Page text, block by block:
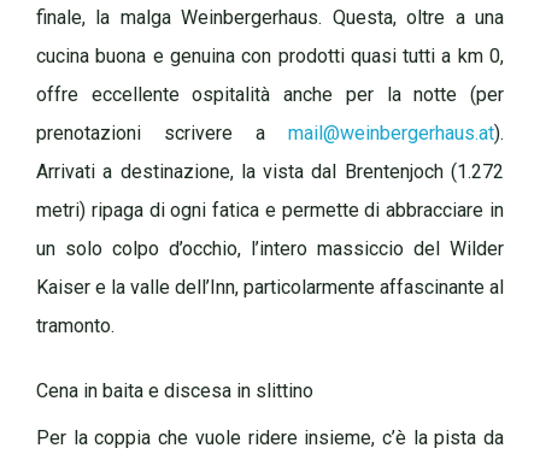
finale, la malga Weinbergerhaus. Questa, oltre a una
cucina buona e genuina con prodotti quasi tutti a km 0,
offre eccellente ospitalità anche per la notte (per
prenotazioni scrivere a mail@weinbergerhaus.at).
Arrivati a destinazione, la vista dal Brentenjoch (1.272
metri) ripaga di ogni fatica e permette di abbracciare in
un solo colpo d’occhio, l’intero massiccio del Wilder
Kaiser e la valle dell’Inn, particolarmente affascinante al
tramonto.
Cena in baita e discesa in slittino
Per la coppia che vuole ridere insieme, c’è la pista da